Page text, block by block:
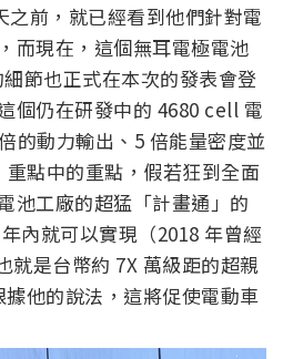
之前，就已經看到他們針對電
而現在，這個無耳電極電池
節也正式在本次的發表會登
個仍在研發中的 4680 cell 電
的動力輸出、5 倍能量密度並
點中的重點，假若狂到全面
池工廠的超猛「計畫通」的
內就可以實現（2018 年曾經
就是台幣約 7X 萬級距的超親
他的說法，這將促使電動車